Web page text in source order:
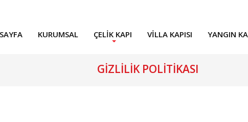
KURUMSAL ÇELIK KAPI VILLA KAPISI YANGIN
GIZLILIK POLITIKASI